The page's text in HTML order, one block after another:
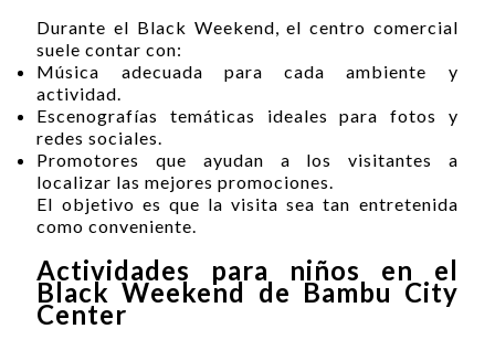
Durante el Black Weekend, el centro comercial
suele contar con:
Música adecuada para cada ambiente y
actividad.
Escenografías temáticas ideales para fotos y
redes sociales.
Promotores que ayudan a los visitantes a
localizar las mejores promociones.
El objetivo es que la visita sea tan entretenida
como conveniente.
Actividades para niños en el
Black Weekend de Bambu City
Center